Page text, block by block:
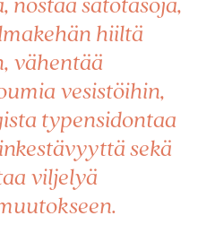
hiiltä
vähentää
vesistöihin,
typensidontaa
sekä
viljelyä